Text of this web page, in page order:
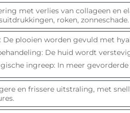
met verlies van collageen en
roken, zonneschade.
De plooien worden gevuld met
De huid wordt
ingreep: In meer
en frissere uitstraling, met